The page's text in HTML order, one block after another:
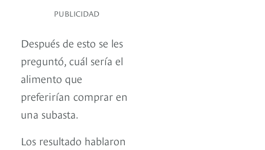
PUBLICIDAD
Después de esto se les
preguntó, cuál sería el
alimento que
preferirían comprar en
una subasta.
Los resultado hablaron